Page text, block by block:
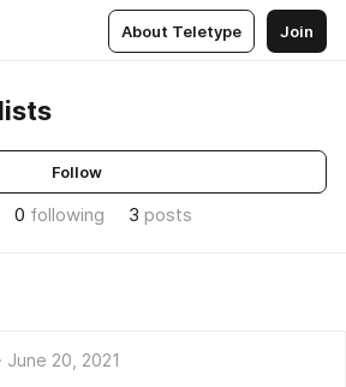
About Teletype Join
Follow
0 following 3 posts
June 20, 2021